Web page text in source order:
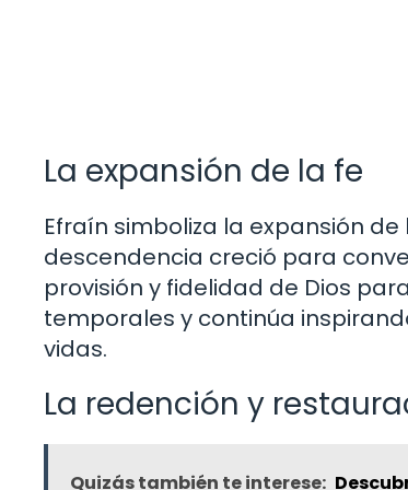
La expansión de la fe
Efraín simboliza la expansión
descendencia creció para
provisión y fidelidad de Dios
temporales y continúa
vidas.
La redención y
Quizás también te interese: